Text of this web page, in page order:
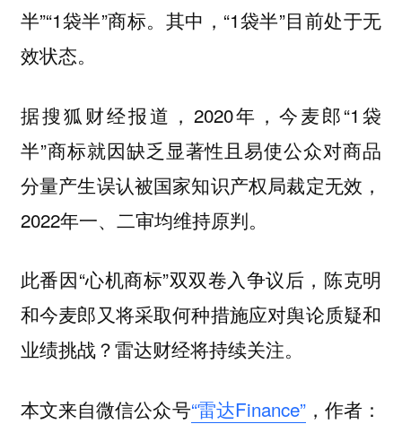
半”“1袋半”商标。其中，“1袋半”目前处于无
效状态。
据搜狐财经报道，2020年，今麦郎“1袋
半”商标就因缺乏显著性且易使公众对商品
分量产生误认被国家知识产权局裁定无效，
2022年一、二审均维持原判。
此番因“心机商标”双双卷入争议后，陈克明
和今麦郎又将采取何种措施应对舆论质疑和
业绩挑战？雷达财经将持续关注。
本文来自微信公众号“雷达Finance”，作者：